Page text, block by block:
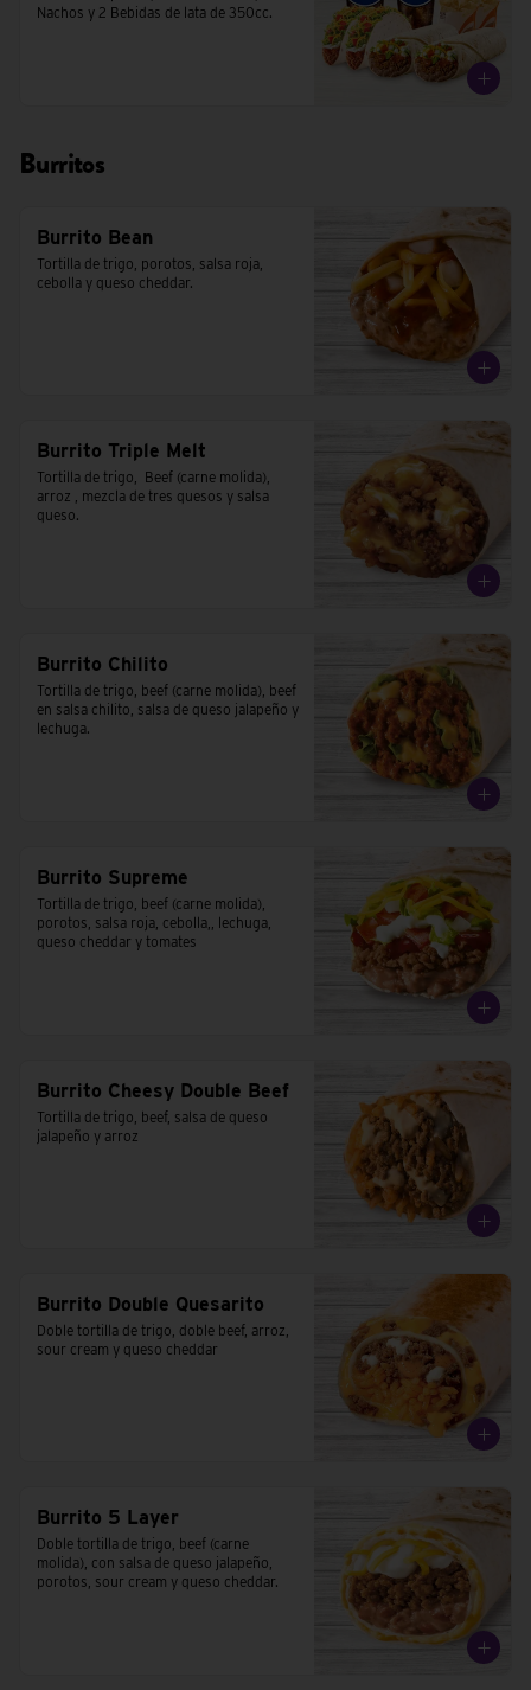
Nachos y 2 Bebidas de lata de 350cc.
Burritos
Burrito Bean
Tortilla de trigo, porotos, salsa roja,
cebolla y queso cheddar.
Burrito Triple Melt
Tortilla de trigo,  Beef (carne molida),
arroz , mezcla de tres quesos y salsa
queso.
Burrito Chilito
Tortilla de trigo, beef (carne molida), beef
en salsa chilito, salsa de queso jalapeño y
lechuga.
Burrito Supreme
Tortilla de trigo, beef (carne molida),
porotos, salsa roja, cebolla,, lechuga,
queso cheddar y tomates
Burrito Cheesy Double Beef
Tortilla de trigo, beef, salsa de queso
jalapeño y arroz
Burrito Double Quesarito
Doble tortilla de trigo, doble beef, arroz,
sour cream y queso cheddar
Burrito 5 Layer
Doble tortilla de trigo, beef (carne
molida), con salsa de queso jalapeño,
porotos, sour cream y queso cheddar.